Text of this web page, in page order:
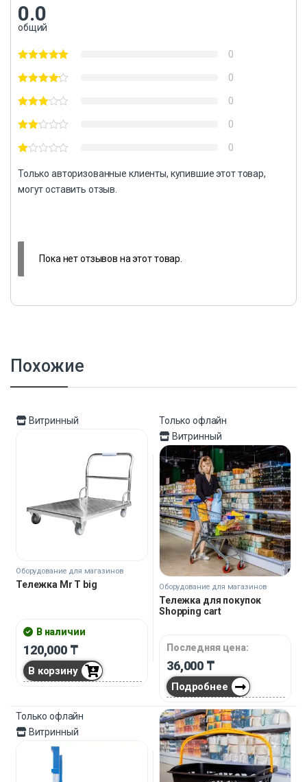
0.0
общий
0
0
0
0
0
Только авторизованные клиенты, купившие этот товар,
могут оставить отзыв.
Пока нет отзывов на этот товар.
Похожие
Витринный
Оборудование для магазинов
Тележка Mr T big
В наличии
120,000 ₸
В корзину
Только офлайн
Витринный
Оборудование для магазинов
Тележка для покупок
Shopping cart
Последняя цена:
36,000 ₸
Подробнее
Только офлайн
Витринный